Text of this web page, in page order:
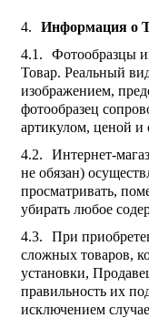
Информация о
Фотообразцы
Товар. Реальный
изображением,
фотообразец
артикулом, ценой и
Интернет-
не обязан)
просматривать,
убирать любое
При
сложных товаров,
установки,
правильность их
исключением